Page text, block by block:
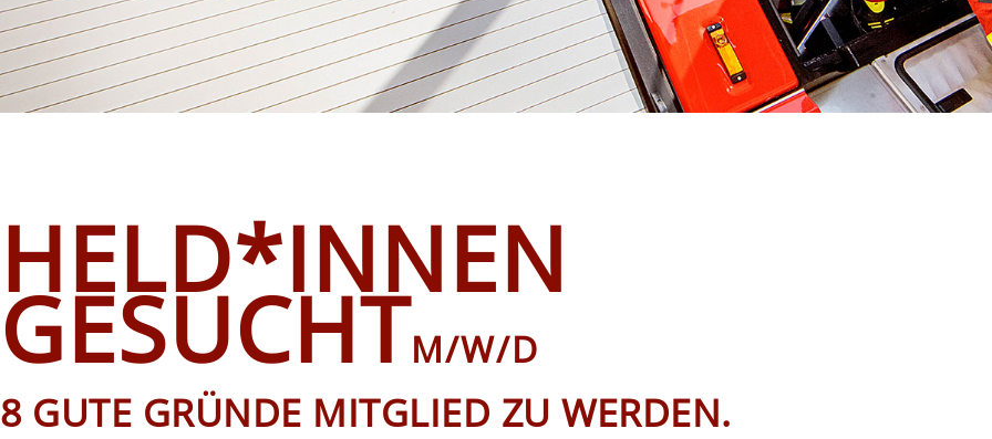
FREIWILLIGE FEUERWEHR GEISLINGEN
HELD*INNEN
GESUCHTM/W/D
8 GUTE GRÜNDE MITGLIED ZU WERDEN.